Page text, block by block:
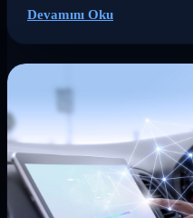
Devamını Oku